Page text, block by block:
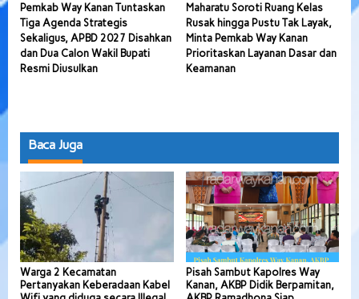
Pemkab Way Kanan Tuntaskan
Tiga Agenda Strategis
Sekaligus, APBD 2027 Disahkan
dan Dua Calon Wakil Bupati
Resmi Diusulkan
Maharatu Soroti Ruang Kelas
Rusak hingga Pustu Tak Layak,
Minta Pemkab Way Kanan
Prioritaskan Layanan Dasar dan
Keamanan
Baca Juga
Warga 2 Kecamatan
Pertanyakan Keberadaan Kabel
Pisah Sambut Kapolres Way
Kanan, AKBP Didik Berpamitan,